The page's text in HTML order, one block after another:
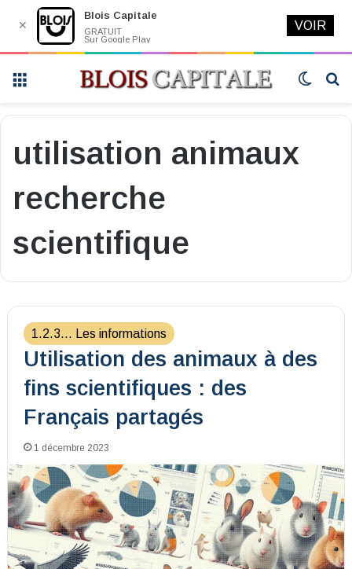
Switch
utilisation animaux
recherche
scientifique
1.2.3... Les informations
Utilisation des animaux à des
fins scientifiques : des
Français partagés
1 décembre 2023
✕
Blois Capitale
GRATUIT
Sur Google Play
VOIR